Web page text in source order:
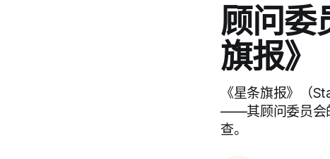
顾问委
旗报》
《星条旗报》（
——其顾问委员会
查。